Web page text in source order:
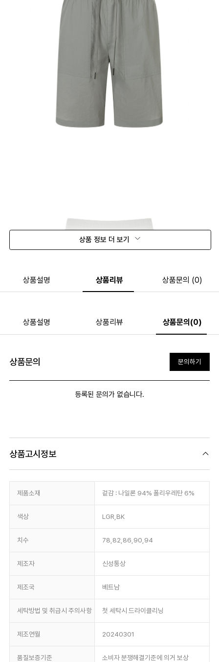
상품 정보 더 보기
상품설명 상품리뷰 상품문의 (0)
상품설명 상품리뷰 상품문의(0)
상품문의 문의하기
등록된 문의가 없습니다.
상품고시정보
제품소재 겉감 : 나일론 94% 폴리우레탄 6%
색상 LGR,BK
치수 78,82,86,90,94
제조자 신성통상
제조국 베트남
세탁방법 및 취급시 주의사항 첫 세탁시 드라이클리닝
제조연월 20240301
품질보증기준 소비자 분쟁해결기준에 의거 보상